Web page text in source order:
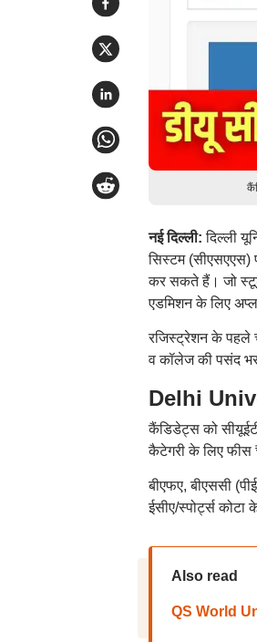
नई दिल्ली:दिल्ली
सिस्टम (सीएसएएस)
कर सकते हैं। जो
एडमिशन के लिए
रजिस्ट्रेशन के पहले
व कॉलेज की पसंद
Delhi
कैंडिडेट्स को
कैटेगरी के लिए फीस
बीएफए, बीएससी
ईसीए/स्पोर्ट्स
Also read
QS World